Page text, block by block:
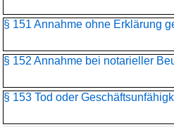
§ 151 Annahme ohne Erklärung
§ 152 Annahme bei notarieller
§ 153 Tod oder